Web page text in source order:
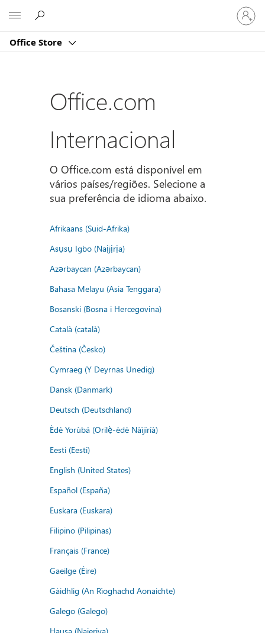
Office Store
Iniciar
sessão
na
Office.com
Internacional
O Office.com está disponível em
vários países/regiões. Selecione a
sua preferência de idioma abaixo.
Afrikaans (Suid-Afrika)
Asụsụ Igbo (Naịjịrịa)
Azərbaycan (Azərbaycan)
Bahasa Melayu (Asia Tenggara)
Bosanski (Bosna i Hercegovina)
Català (català)
Čeština (Česko)
Cymraeg (Y Deyrnas Unedig)
Dansk (Danmark)
Deutsch (Deutschland)
Èdè Yorùbá (Orilẹ̀-èdè Nàìjíríà)
Eesti (Eesti)
English (United States)
Español (España)
Euskara (Euskara)
Filipino (Pilipinas)
Français (France)
Gaeilge (Éire)
Gàidhlig (An Rìoghachd Aonaichte)
Galego (Galego)
Hausa (Najeriya)